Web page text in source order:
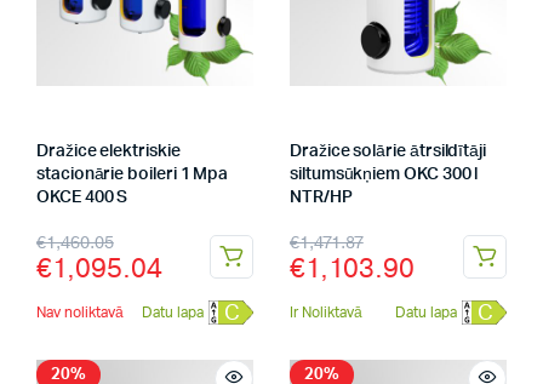
Dražice elektriskie
stacionārie boileri 1 Mpa
OKCE 400 S
€1,460.05
€1,095.04
Nav noliktavā Datu lapa C
Dražice solārie ātrsildītāji
siltumsūkņiem OKC 300 l
NTR/HP
€1,471.87
€1,103.90
Ir Noliktavā Datu lapa C
20% 20%